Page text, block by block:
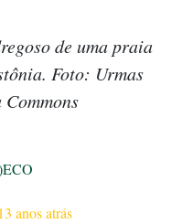
de uma praia
Foto: Urmas
13 anos atrás